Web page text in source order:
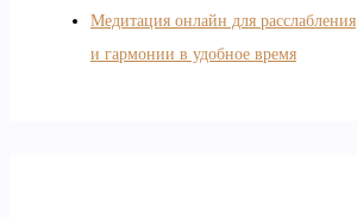
Медитация онлайн для расслабления
и гармонии в удобное время